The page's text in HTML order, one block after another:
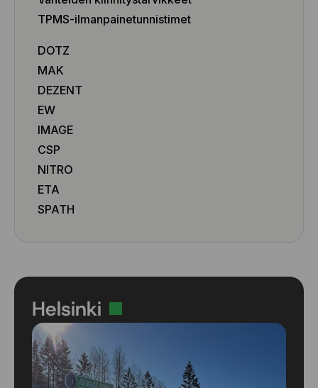
TPMS-ilmanpainetunnistimet
DOTZ
MAK
DEZENT
EW
IMAGE
CSP
NITRO
ETA
SPATH
Helsinki